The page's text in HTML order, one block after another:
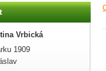
Vrbická
1909